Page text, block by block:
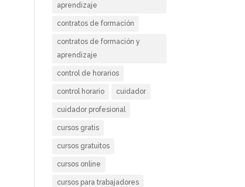
aprendizaje
contratos de formación
contratos de formación y
aprendizaje
control de horarios
control horario cuidador
cuidador profesional
cursos gratis
cursos gratuitos
cursos online
cursos para trabajadores